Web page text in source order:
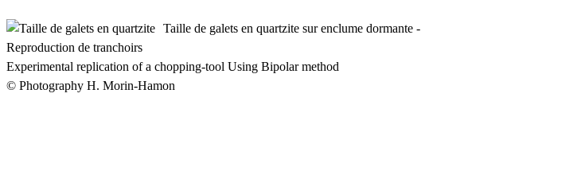
Taille de galets en quartzite sur enclume dormante -
Reproduction de tranchoirs
Experimental replication of a chopping-tool Using Bipolar method
© Photography H. Morin-Hamon